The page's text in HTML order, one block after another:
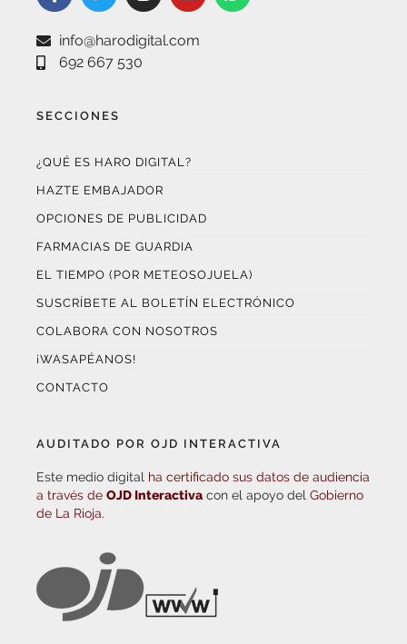
info@harodigital.com
692 667 530
SECCIONES
¿QUÉ ES HARO DIGITAL?
HAZTE EMBAJADOR
OPCIONES DE PUBLICIDAD
FARMACIAS DE GUARDIA
EL TIEMPO (POR METEOSOJUELA)
SUSCRÍBETE AL BOLETÍN ELECTRÓNICO
COLABORA CON NOSOTROS
¡WASAPÉANOS!
CONTACTO
AUDITADO POR OJD INTERACTIVA
Este medio digital ha certificado sus datos de audiencia
a través de OJD Interactiva con el apoyo del Gobierno
de La Rioja.